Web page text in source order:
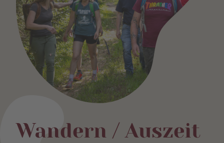
Wandern / Auszeit